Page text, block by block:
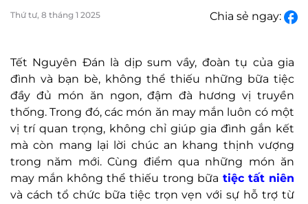
Thứ tư, 8 tháng 1 2025 Chia sẻ ngay:
Tết Nguyên Đán là dịp sum vầy, đoàn tụ của gia
đình và bạn bè, không thể thiếu những bữa tiệc
đầy đủ món ăn ngon, đậm đà hương vị truyền
thống. Trong đó, các món ăn may mắn luôn có một
vị trí quan trọng, không chỉ giúp gia đình gắn kết
mà còn mang lại lời chúc an khang thịnh vượng
trong năm mới. Cùng điểm qua những món ăn
may mắn không thể thiếu trong bữa tiệc tất niên
và cách tổ chức bữa tiệc trọn vẹn với sự hỗ trợ từ